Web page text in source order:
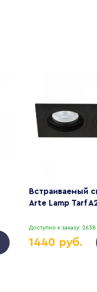
Встраиваемый
Arte Lamp Tarf
Доступно к заказу: 2638
1440 руб.